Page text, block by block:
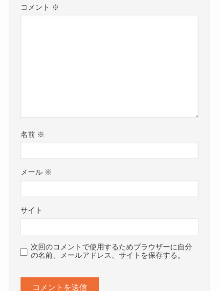
コメント ※
名前 ※
メール ※
サイト
次回のコメントで使用するためブラウザーに自分
の名前、メールアドレス、サイトを保存する。